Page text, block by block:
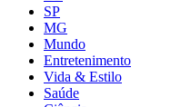
SP
MG
Mundo
Entretenimento
Vida & Estilo
Saúde